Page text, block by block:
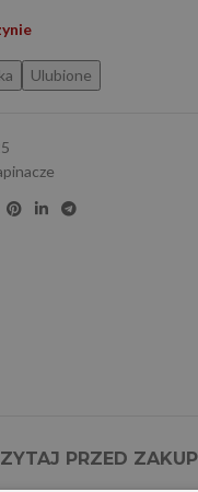
Ulubione
PRZED